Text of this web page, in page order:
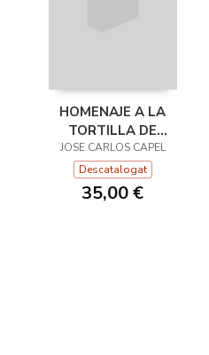
HOMENAJE A LA
TORTILLA DE
PATATAS
JOSE CARLOS CAPEL
Descatalogat
35,00 €